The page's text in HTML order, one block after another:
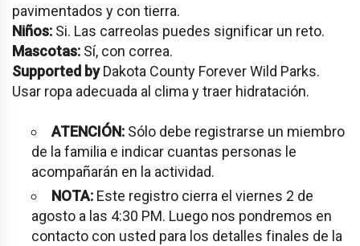
pavimentados y con tierra.
Niños: Si. Las carreolas puedes significar un reto.
Mascotas: Sí, con correa.
Supported byDakota County Forever Wild Parks.
Usar ropa adecuada al clima y traer hidratación.
ATENCIÓN: Sólo debe registrarse un miembro
de la familia e indicar cuantas personas le
acompañarán en la actividad.
NOTA: Este registro cierra el viernes 2 de
agosto a las 4:30 PM. Luego nos pondremos en
contacto con usted para los detalles finales de la